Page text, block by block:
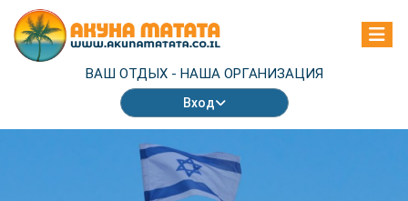
ВАШ ОТДЫХ - НАША ОРГАНИЗАЦИЯ
Вход